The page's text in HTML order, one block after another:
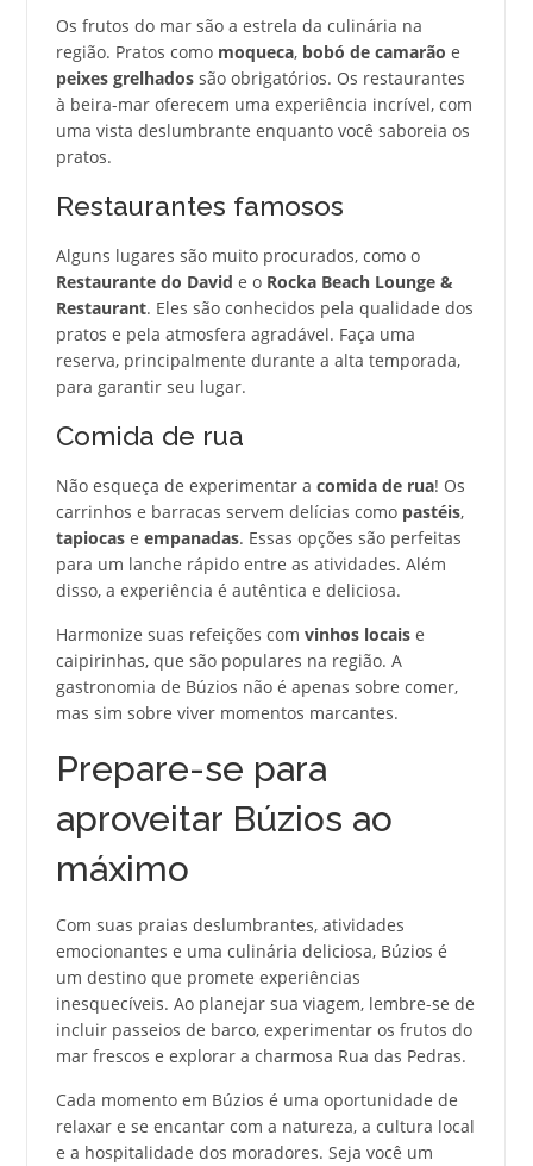
Os frutos do mar são a estrela da culinária na
região. Pratos como moqueca, bobó de camarão e
peixes grelhadossão obrigatórios. Os restaurantes
à beira-mar oferecem uma experiência incrível, com
uma vista deslumbrante enquanto você saboreia os
pratos.
Restaurantes famosos
Alguns lugares são muito procurados, como o
Restaurante do David e o Rocka Beach Lounge &
Restaurant. Eles são conhecidos pela qualidade dos
pratos e pela atmosfera agradável. Faça uma
reserva, principalmente durante a alta temporada,
para garantir seu lugar.
Comida de rua
Não esqueça de experimentar a comida de rua! Os
carrinhos e barracas servem delícias como pastéis,
tapiocase empanadas. Essas opções são perfeitas
para um lanche rápido entre as atividades. Além
disso, a experiência é autêntica e deliciosa.
Harmonize suas refeições com vinhos locaise
caipirinhas, que são populares na região. A
gastronomia de Búzios não é apenas sobre comer,
mas sim sobre viver momentos marcantes.
Prepare-se para
aproveitar Búzios ao
máximo
Com suas praias deslumbrantes, atividades
emocionantes e uma culinária deliciosa, Búzios é
um destino que promete experiências
inesquecíveis. Ao planejar sua viagem, lembre-se de
incluir passeios de barco, experimentar os frutos do
mar frescos e explorar a charmosa Rua das Pedras.
Cada momento em Búzios é uma oportunidade de
relaxar e se encantar com a natureza, a cultura local
e a hospitalidade dos moradores. Seja você um